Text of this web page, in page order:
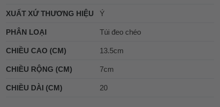
XUẤT XỨ THƯƠNG HIỆU Ý
PHÂN LOẠI Túi đeo chéo
CHIỀU CAO (CM) 13.5cm
CHIỀU RỘNG (CM) 7cm
CHIỀU DÀI (CM) 20